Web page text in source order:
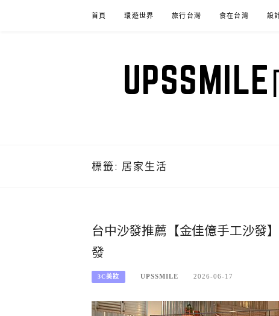
首頁 環遊世界 旅行台灣 食在台灣 設
標籤: 居家生活
台中沙發推薦【金佳億手工沙發
發
3C美妝 UPSSMILE 2026-06-17